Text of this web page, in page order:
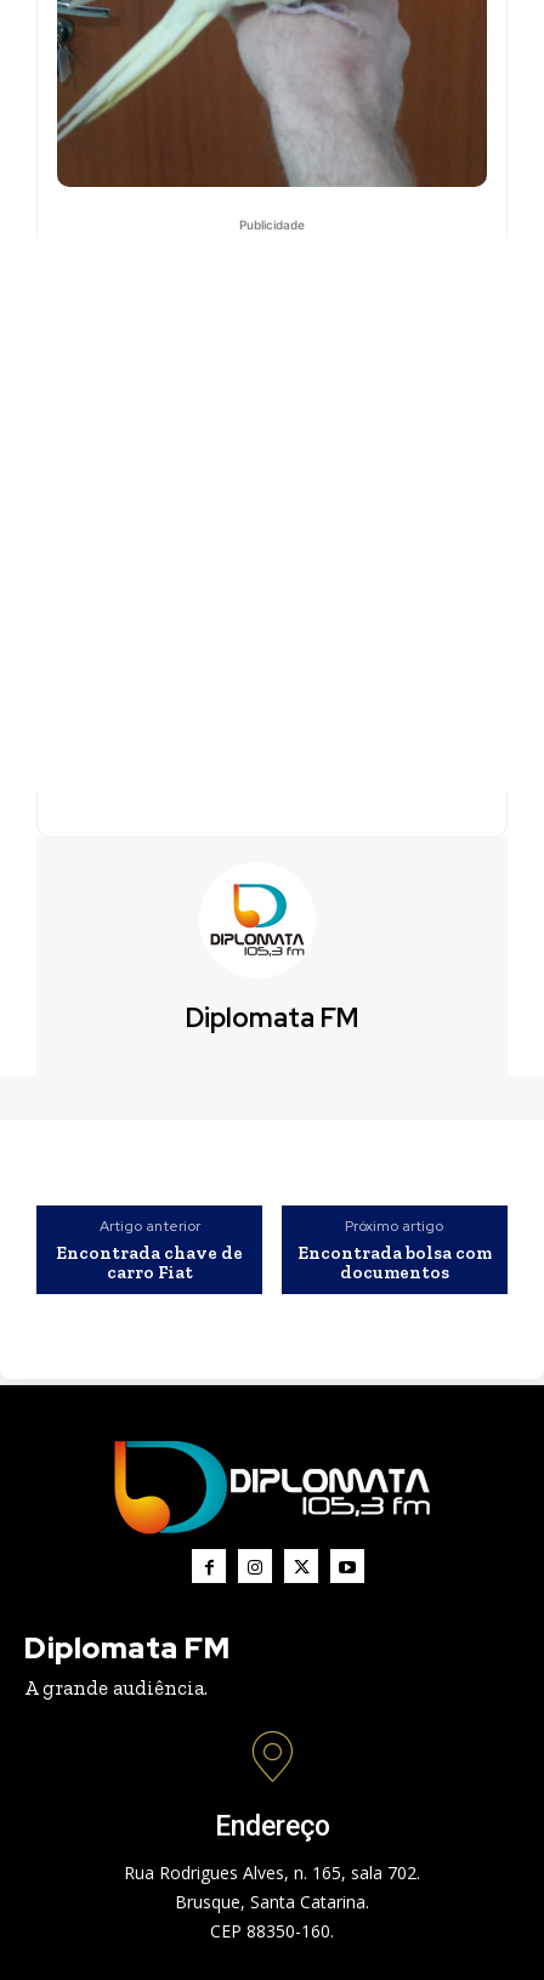
Publicidade
Diplomata FM
Artigo anterior
Encontrada chave de
carro Fiat
Próximo artigo
Encontrada bolsa com
documentos
Diplomata FM
A grande audiência.
Endereço
Rua Rodrigues Alves, n. 165, sala 702.
Brusque, Santa Catarina.
CEP 88350-160.